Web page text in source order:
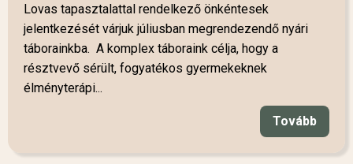
Lovas tapasztalattal rendelkező önkéntesek
jelentkezését várjuk júliusban megrendezendő nyári
táborainkba. A komplex táboraink célja, hogy a
résztvevő sérült, fogyatékos gyermekeknek
élményterápi...
Tovább